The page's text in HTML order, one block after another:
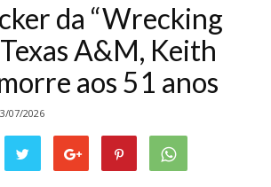
da “Wrecking
A&M, Keith
aos 51 anos
07/2026